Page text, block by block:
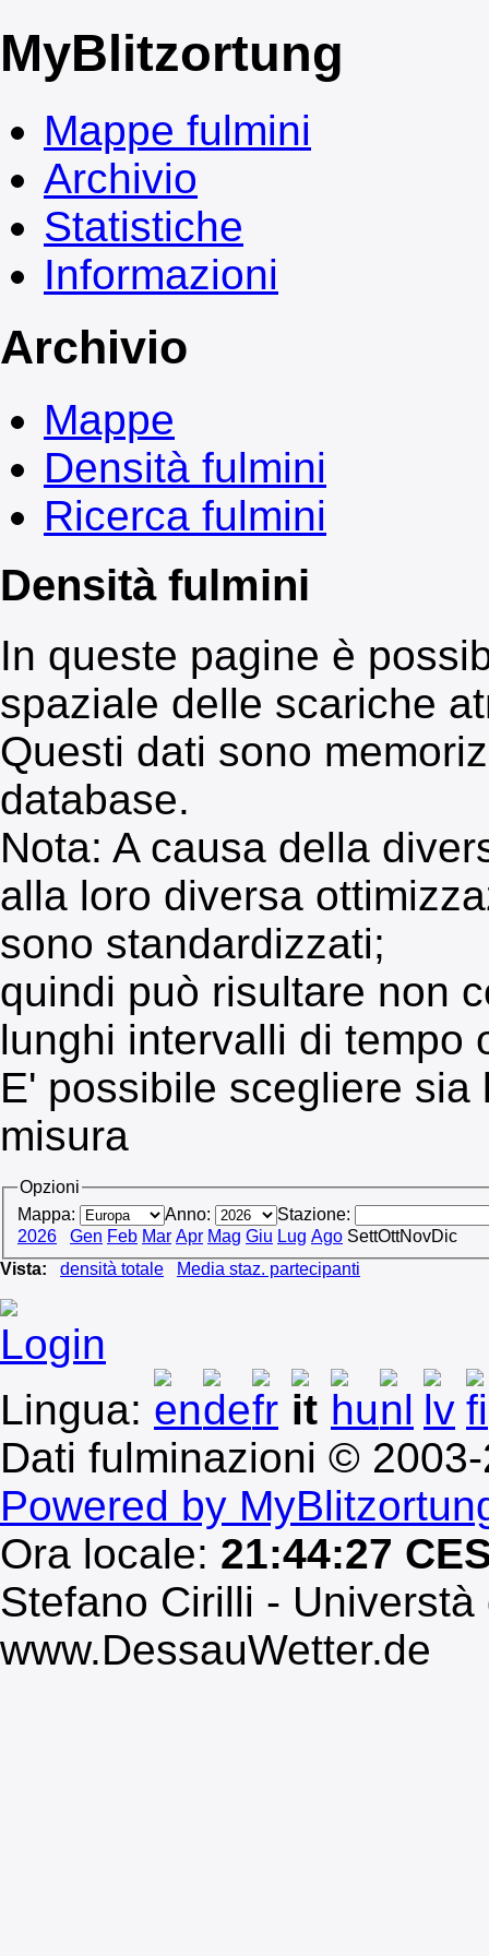
MyBlitzortung
Mappe fulmini
Archivio
Statistiche
Informazioni
Archivio
Mappe
Densità fulmini
Ricerca fulmini
Densità fulmini
In queste pagine è
spaziale delle scariche
Questi dati sono
database.
Nota: A causa della
alla loro diversa
sono standardizzati;
quindi può risultare non
lunghi intervalli di tempo
E' possibile scegliere
misura
Opzioni
Mappa:
Anno:
Stazione:
2026
Gen Feb Mar Apr Mag Giu Lug Ago SettOttNovDic
Vista:
densità totale Media staz. partecipanti
Login
Lingua:
Dati fulminazioni ©
Powered by
Ora locale: 21:44:27
Stefano Cirilli -
www.DessauWetter.de